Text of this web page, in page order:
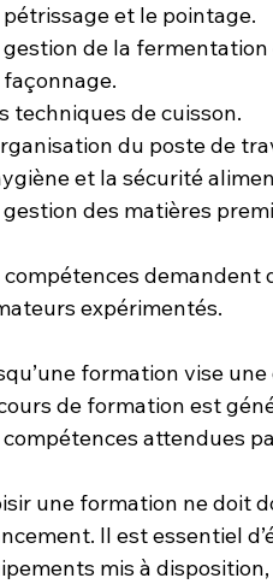
pétrissage et le pointage.
gestion de la
façonnage.
techniques de cuisson.
du poste de
et la sécurité
gestion des matières
compétences demandent
expérimentés.
formation vise
de formation est
attendues
une formation ne doit
Il est essentiel
mis à